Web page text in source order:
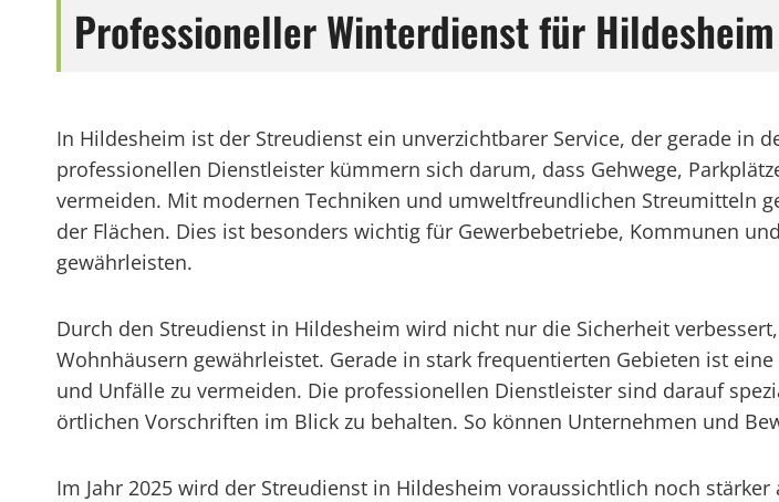
Professioneller Winterdienst für Hildesheim
In Hildesheim ist der Streudienst ein unverzichtbarer Service, der gerade in
professionellen Dienstleister kümmern sich darum, dass Gehwege,
vermeiden. Mit modernen Techniken und umweltfreundlichen Streumitteln
der Flächen. Dies ist besonders wichtig für Gewerbebetriebe, Kommunen
gewährleisten.
Durch den Streudienst in Hildesheim wird nicht nur die Sicherheit
Wohnhäusern gewährleistet. Gerade in stark frequentierten Gebieten ist
und Unfälle zu vermeiden. Die professionellen Dienstleister sind darauf
örtlichen Vorschriften im Blick zu behalten. So können Unternehmen und
Im Jahr 2025 wird der Streudienst in Hildesheim voraussichtlich noch